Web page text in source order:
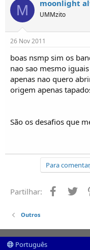
M moonlight
UMMzito
26 Nov 2011
boas nsmp sim os
nao sao mesmo
apenas nao quero
origem apenas
São os desafios que
Para
Partilhar:
Outros
Português